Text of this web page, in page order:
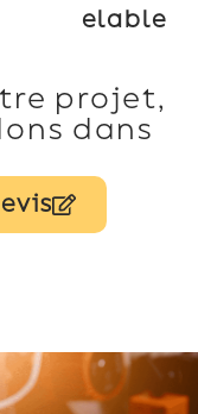
elable
projet,
dans